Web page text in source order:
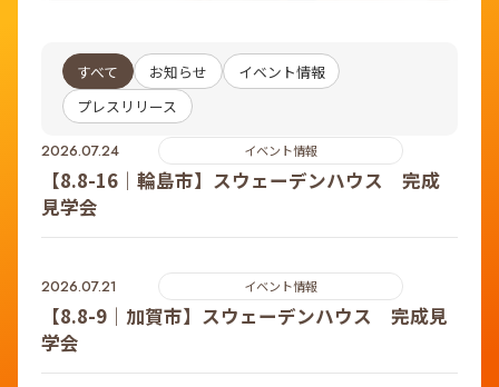
すべて お知らせ
イベント情報
プレスリリース
2026.07.24 イベント情報
【8.8-16｜輪島市】スウェーデンハウス 完成
見学会
2026.07.21 イベント情報
【8.8-9｜加賀市】スウェーデンハウス 完成見
学会